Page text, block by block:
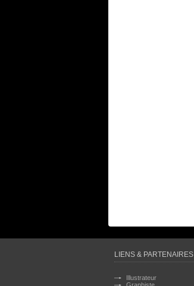
LIENS & PARTENAIRES
Illustrateur